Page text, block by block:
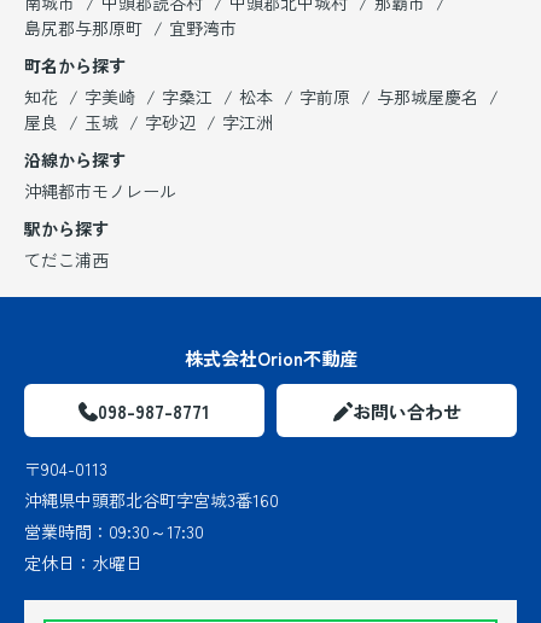
島尻郡与那原町
宜野湾市
町名から探す
知花
字美崎 字桑江 松本 字前原
与那城屋慶名
屋良
玉城 字砂辺
字江洲
沿線から探す
沖縄都市モノレール
駅から探す
てだこ浦西
株式会社Orion不動産
098-987-8771 お問い合わせ
〒904-0113
沖縄県中頭郡北谷町字宮城3番160
営業時間： 09:30～17:30
定休日： 水曜日